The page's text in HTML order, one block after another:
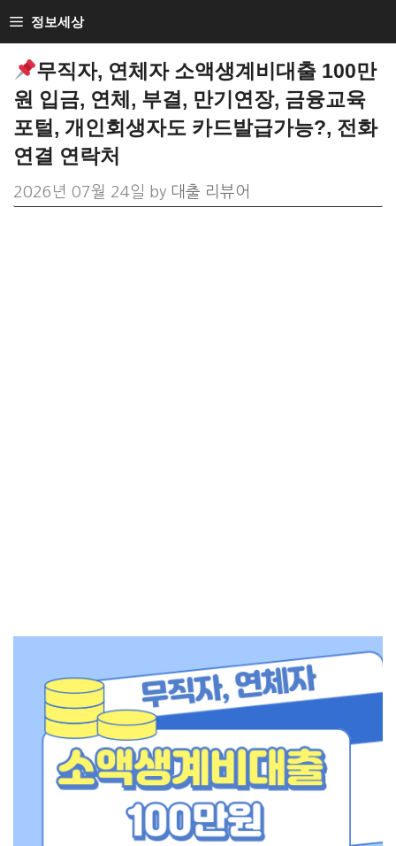
Skip
to
content
정보세상
무직자, 연체자 소액생계비대출 100만
원 입금, 연체, 부결, 만기연장, 금융교육
포털, 개인회생자도 카드발급가능?, 전화
연결 연락처
2026년 07월 24일 by 대출 리뷰어